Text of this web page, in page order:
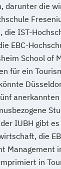
darunter die
die IST-
EBC-
School of
für ein
IUBH gibt
die
Management
in